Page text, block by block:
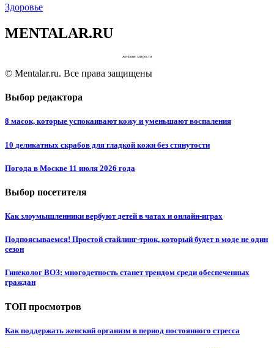
Здоровье
MENTALAR.RU
женские хитрости
© Mentalar.ru. Все права защищены
Выбор редактора
8 масок, которые успокаивают кожу и уменьшают воспаления
10 деликатных скрабов для гладкой кожи без стянутости
Погода в Москве 11 июля 2026 года
Выбор посетителя
Как злоумышленники вербуют детей в чатах и онлайн-играх
Подпоясываемся! Простой стайлинг-трюк, который будет в моде не один
сезон
Гинеколог ВОЗ: многодетность станет трендом среди обеспеченных
граждан
ТОП просмотров
Как поддержать женский организм в период постоянного стресса